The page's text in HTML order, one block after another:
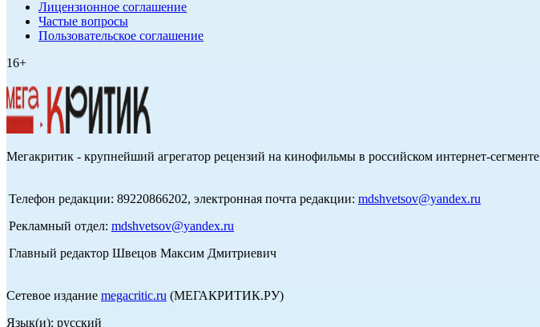
Лицензионное соглашение
Частые вопросы
Пользовательское соглашение
16+
Мегакритик - крупнейший агрегатор рецензий на кинофильмы в российском интернет-сегменте
Телефон редакции: 89220866202, электронная почта редакции: mdshvetsov@yandex.ru
Рекламный отдел: mdshvetsov@yandex.ru
Главный редактор Швецов Максим Дмитриевич
Сетевое издание megacritic.ru (МЕГАКРИТИК.РУ)
Язык(и): русский